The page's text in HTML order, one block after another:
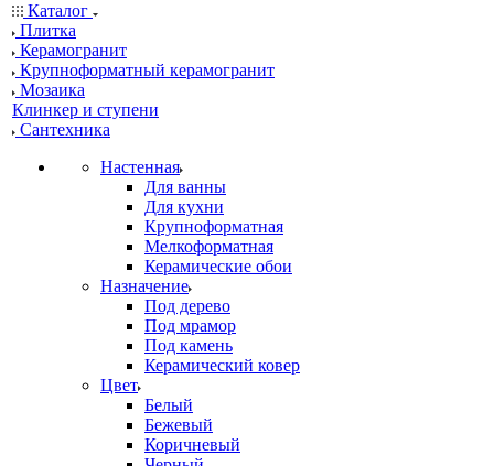
Каталог
Плитка
Керамогранит
Крупноформатный керамогранит
Мозаика
Клинкер и ступени
Сантехника
Настенная
Для ванны
Для кухни
Крупноформатная
Мелкоформатная
Керамические обои
Назначение
Под дерево
Под мрамор
Под камень
Керамический ковер
Цвет
Белый
Бежевый
Коричневый